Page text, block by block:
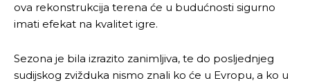
ova rekonstrukcija terena će u budućnosti sigurno
imati efekat na kvalitet igre.
Sezona je bila izrazito zanimljiva, te do posljednjeg
sudijskog zvižduka nismo znali ko će u Evropu, a ko u